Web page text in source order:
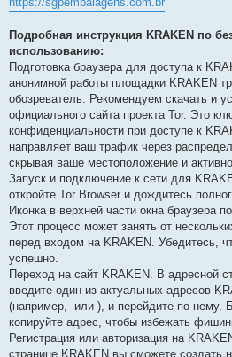
Подробная инструкция KRAKEN по
использованию:
Подготовка браузера для доступа к
анонимной работы площадки KRAKEN
обозреватель. Рекомендуем скачать и
официального сайта проекта Tor. Это
конфиденциальности при доступе к
направляет ваш трафик через
скрывая ваше местоположение и
Запуск и подключение к сети для
откройте Tor Browser и дождитесь
Иконка в верхней части окна браузера
Этот процесс может занять от
перед входом на KRAKEN. Убедитесь,
успешно.
Переход на сайт KRAKEN. В адресной
введите один из актуальных адресов
(например,
или ), и перейдите по нему.
копируйте адрес, чтобы избежать
Регистрация или авторизация на
странице KRAKEN вы сможете создать